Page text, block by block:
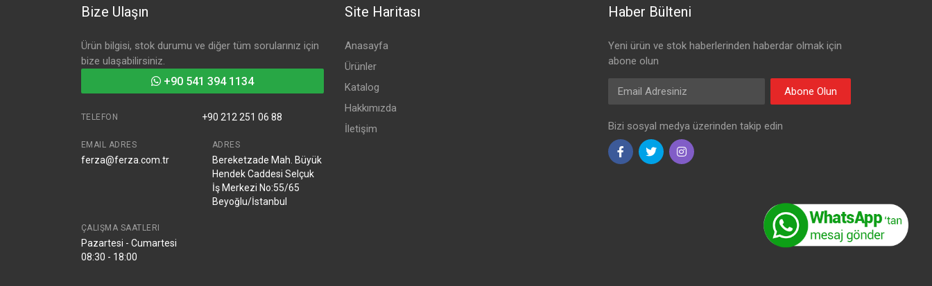
Bize Ulaşın
Ürün bilgisi, stok durumu ve diğer tüm sorularınız için
bize ulaşabilirsiniz.
+90 541 394 1134
TELEFON +90 212 251 06 88
EMAIL ADRES
ferza@ferza.com.tr
ADRES
Bereketzade Mah. Büyük
Hendek Caddesi Selçuk
İş Merkezi No:55/65
Beyoğlu/İstanbul
ÇALIŞMA SAATLERI
Pazartesi - Cumartesi
08:30 - 18:00
Site Haritası
Anasayfa
Ürünler
Katalog
Hakkımızda
İletişim
Haber Bülteni
Yeni ürün ve stok haberlerinden haberdar olmak için
abone olun
Email Adresiniz
Abone Olun
Bizi sosyal medya üzerinden takip edin